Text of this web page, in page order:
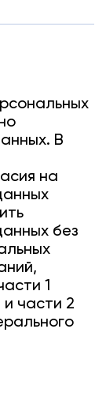
В
на
без
1
и части 2